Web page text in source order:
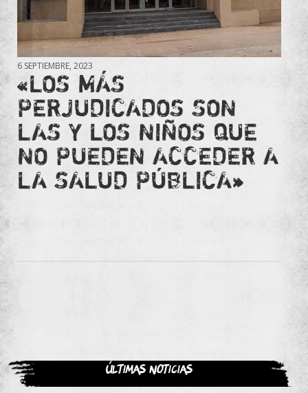
6 SEPTIEMBRE, 2023
«LOS MÁS
PERJUDICADOS SON
LAS Y LOS NIÑOS QUE
NO PUEDEN ACCEDER A
LA SALUD PÚBLICA»
Últimas noticias